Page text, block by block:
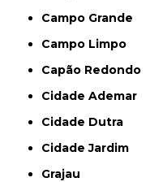
Campo Grande
Campo Limpo
Capão Redondo
Cidade Ademar
Cidade Dutra
Cidade Jardim
Grajau